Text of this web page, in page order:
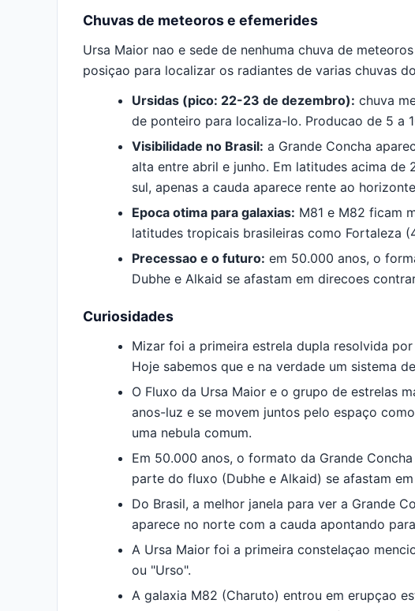
Chuvas de meteoros e efemerides
Ursa Maior nao e sede de nenhuma chuva de
posiçao para localizar os radiantes de varias chuvas
Ursidas (pico: 22-23 de dezembro): chuva
de ponteiro para localiza-lo. Producao de 5 a
Visibilidade no Brasil: a Grande Concha
alta entre abril e junho. Em latitudes acima de
sul, apenas a cauda aparece rente ao
Epoca otima para galaxias: M81 e M82 ficam
latitudes tropicais brasileiras como Fortaleza
Precessao e o futuro: em 50.000 anos, o
Dubhe e Alkaid se afastam em direcoes
Curiosidades
Mizar foi a primeira estrela dupla resolvida
Hoje sabemos que e na verdade um sistema
O Fluxo da Ursa Maior e o grupo de estrelas
anos-luz e se movem juntos pelo espaço
uma nebula comum.
Em 50.000 anos, o formato da Grande
parte do fluxo (Dubhe e Alkaid) se afastam
Do Brasil, a melhor janela para ver a Grande
aparece no norte com a cauda apontando
A Ursa Maior foi a primeira constelaçao
ou "Urso".
A galaxia M82 (Charuto) entrou em erupçao